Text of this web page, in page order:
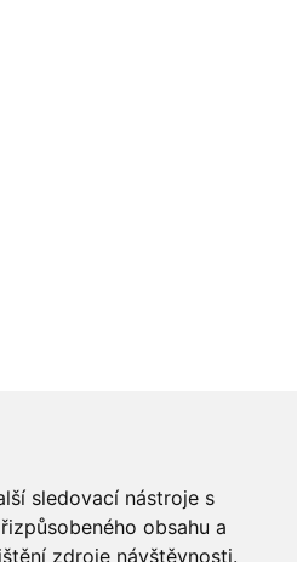
sledovací nástroje s
obsahu a
zdroje návštěvnosti.